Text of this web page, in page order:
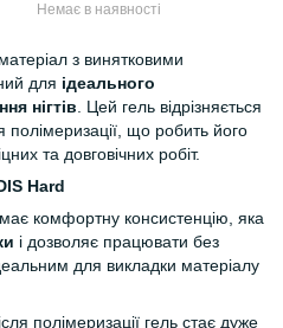
Немає в наявності
з винятковими
для ідеального
нігтів . Цей гель відрізняється
полімеризації, що робить його
та довговічних робіт.
Hard
комфортну консистенцію, яка
і дозволяє працювати без
для викладки матеріалу
полімеризації гель стає дуже